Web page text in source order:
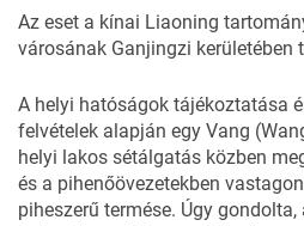
Az eset a kínai Liaoning
városának Ganjingzi kerületében
A helyi hatóságok tájékoztatása
felvételek alapján egy Vang
helyi lakos sétálgatás közben
és a pihenőövezetekben
piheszerű termése. Úgy